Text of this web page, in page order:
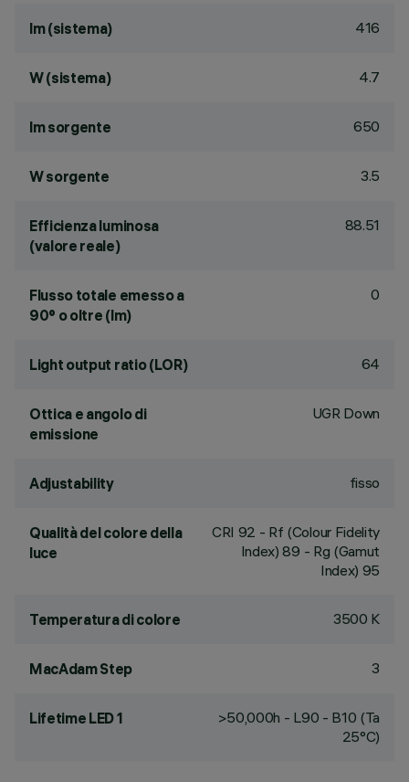
lm (sistema) 416
W (sistema) 4.7
lm sorgente 650
W sorgente 3.5
Efficienza luminosa
(valore reale)
88.51
Flusso totale emesso a
90° o oltre (lm)
0
Light output ratio (LOR) 64
Ottica e angolo di
emissione
UGR Down
Adjustability fisso
Qualità del colore della
luce
CRI 92 - Rf (Colour Fidelity
Index) 89 - Rg (Gamut
Index) 95
Temperatura di colore 3500 K
MacAdam Step 3
Lifetime LED 1
>50,000h - L90 - B10 (Ta
25°C)